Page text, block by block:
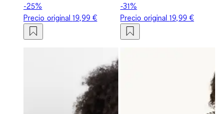
-25%
Precio original19,99 €
-31%
Precio original19,99 €